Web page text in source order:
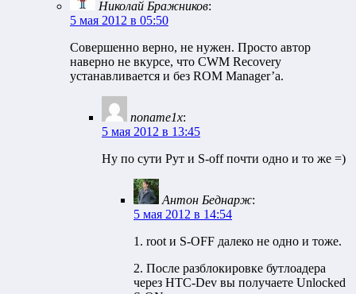
Николай Бражников:
5 мая 2012 в 05:50
Совершенно верно, не нужен. Просто автор
наверно не вкурсе, что CWM Recovery
устанавливается и без ROM Manager’a.
noname1x:
5 мая 2012 в 13:45
Ну по сути Рут и S-off почти одно и то же =)
Антон Беднарж:
5 мая 2012 в 14:54
1. root и S-OFF далеко не одно и тоже.
2. После разблокировке бутлоадера
через HTC-Dev вы получаете Unlocked